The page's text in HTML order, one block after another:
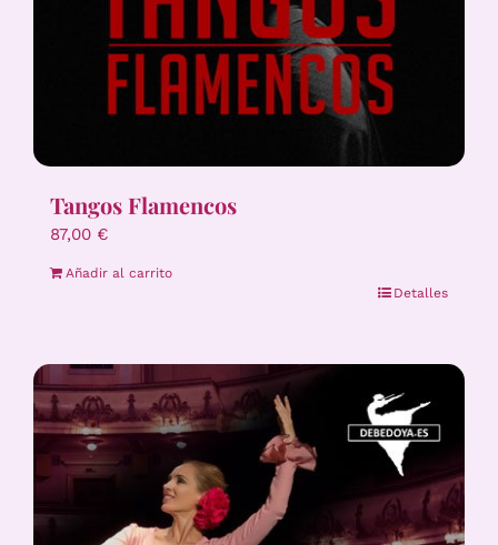
Tangos Flamencos
87,00 €
Añadir al carrito
Detalles